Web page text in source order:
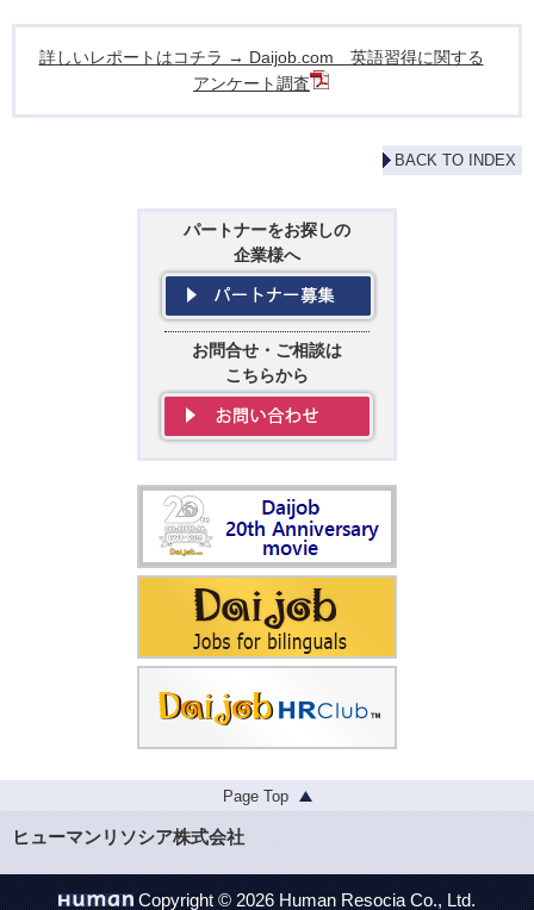
詳しいレポートはコチラ → Daijob.com 英語習得に関する
アンケート調査
BACK TO INDEX
パートナーをお探しの
企業様へ
お問合せ・ご相談は
こちらから
Page Top
ヒューマンリソシア株式会社
Copyright © 2026 Human Resocia Co., Ltd.